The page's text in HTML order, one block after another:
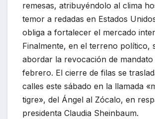
remesas, atribuyéndolo al clima
temor a redadas en Estados
obliga a fortalecer el mercado
Finalmente, en el terreno político,
abordar la revocación de mandato
febrero. El cierre de filas se
calles este sábado en la llamada
tigre», del Ángel al Zócalo, en
presidenta Claudia Sheinbaum.